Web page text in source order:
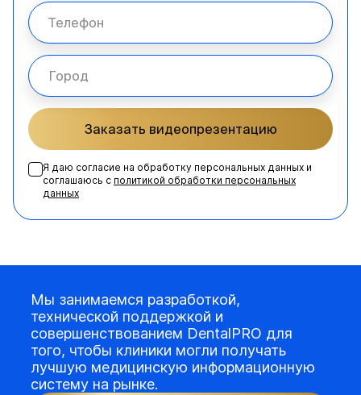
Заказать видеопрезентацию
Я даю согласие на обработку персональных данных и
соглашаюсь с политикой обработки персональных
данных
Мы занимаемся разработкой,
технической поддержкой и
совершенствованием DentalPRO для
того, чтобы клиники могли получать
лучшую медицинскую информационную
систему на рынке.